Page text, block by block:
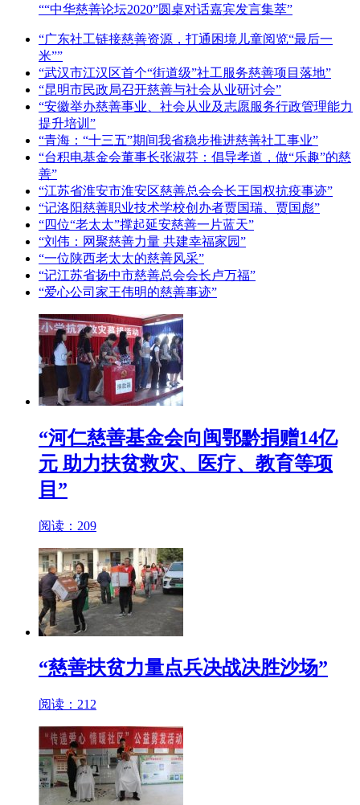
““中华慈善论坛2020”圆桌对话嘉宾发言集萃”
“广东社工链接慈善资源，打通困境儿童阅览“最后一
米””
“武汉市江汉区首个“街道级”社工服务慈善项目落地”
“昆明市民政局召开慈善与社会从业研讨会”
“安徽举办慈善事业、社会从业及志愿服务行政管理能力
提升培训”
“青海：“十三五”期间我省稳步推进慈善社工事业”
“台积电基金会董事长张淑芬：倡导孝道，做“乐趣”的慈
善”
“江苏省淮安市淮安区慈善总会会长王国权抗疫事迹”
“记洛阳慈善职业技术学校创办者贾国瑞、贾国彪”
“四位“老太太”撑起延安慈善一片蓝天”
“刘伟：网聚慈善力量 共建幸福家园”
“一位陕西老太太的慈善风采”
“记江苏省扬中市慈善总会会长卢万福”
“爱心公司家王伟明的慈善事迹”
“河仁慈善基金会向闽鄂黔捐赠14亿
元 助力扶贫救灾、医疗、教育等项
目”
阅读：209
“慈善扶贫力量点兵决战决胜沙场”
阅读：212